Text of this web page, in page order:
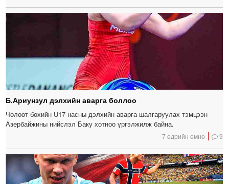
Б.Ариунзул дэлхийн аварга боллоо
Чөлөөт бөхийн U17 насны дэлхийн аварга шалгаруулах тэмцээн
Азербайжины нийслэл Баку хотноо үргэлжилж байна.
7 өдрийн өмнө 9